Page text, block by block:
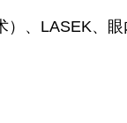
、LASEK、